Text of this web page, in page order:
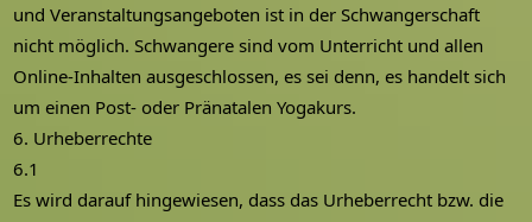
und Veranstaltungsangeboten ist in der Schwangerschaft
nicht möglich. Schwangere sind vom Unterricht und allen
Online-Inhalten ausgeschlossen, es sei denn, es handelt sich
um einen Post- oder Pränatalen Yogakurs.
6. Urheberrechte
6.1
Es wird darauf hingewiesen, dass das Urheberrecht bzw. die